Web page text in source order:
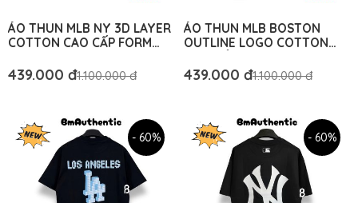
ÁO THUN MLB NY 3D LAYER
COTTON CAO CẤP FORM
439.000 đ1.100.000 đ
ÁO THUN MLB BOSTON
OUTLINE LOGO COTTON
AUTHENTIC
439.000 đ1.100.000 đ
- 60% - 60%